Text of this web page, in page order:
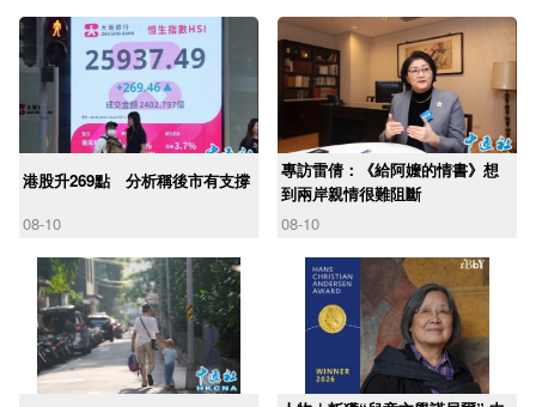
港股升269點 分析稱後市有支撐
08-10
專訪雷倩：《給阿嬤的情書》想
到兩岸親情很難阻斷
08-10